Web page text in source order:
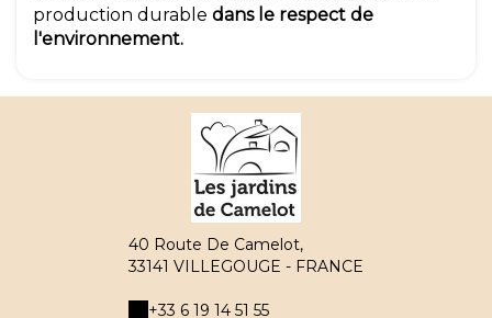
production durable dans le respect de
l'environnement.
40 Route De Camelot,
33141 VILLEGOUGE - FRANCE
+33 6 19 14 51 55